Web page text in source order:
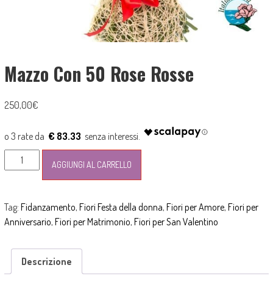
Mazzo Con 50 Rose Rosse
250,00€
€ 83.33
Mazzo
con
rosse
quantità
AGGIUNGI AL CARRELLO
Tag: Fidanzamento, Fiori Festa della donna, Fiori per Amore, Fiori per
Anniversario, Fiori per Matrimonio, Fiori per San Valentino
Descrizione